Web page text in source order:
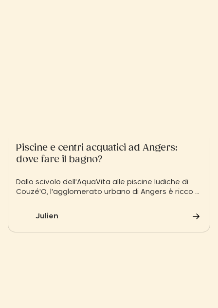
Piscine e centri acquatici ad Angers:
dove fare il bagno?
Dallo scivolo dell'AquaVita alle piscine ludiche di
Couzé'O, l'agglomerato urbano di Angers è ricco di
corsia per allenarvi o giochi d'acqua per i bambini,
scoprite la nostra selezione dei migliori complessi
della regione.
Julien